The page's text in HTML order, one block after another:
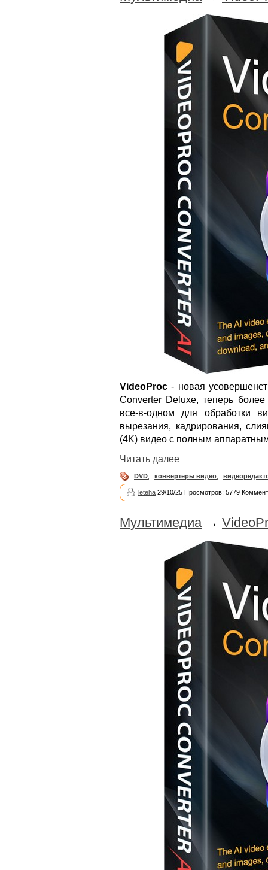
VideoProc - новая
Converter Deluxe, теперь
все-в-одном для обработки
вырезания, кадрирования,
(4K) видео с полным
Читать далее
DVD конвертеры видео
leteha 29/10/25 Просмотров: 5779
Мультимедиа→